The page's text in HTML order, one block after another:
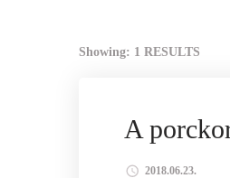
Showing: 1 RESULTS
A
2018.06.23.